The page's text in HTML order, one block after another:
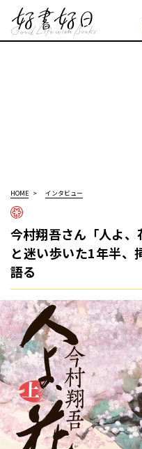
HOME インタビュー
今村翔吾さん「人よ
と迷い歩いた1年半、
語る